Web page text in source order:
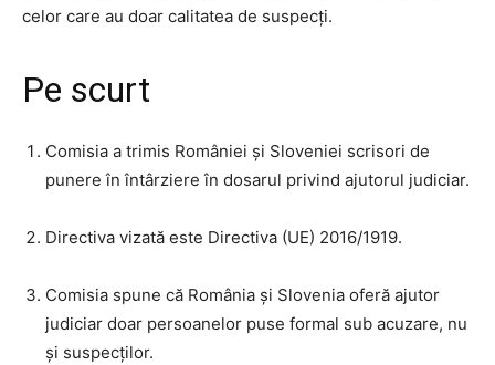
celor care au doar calitatea de suspecți.
Pe scurt
Comisia a trimis României și Sloveniei scrisori de
punere în întârziere în dosarul privind ajutorul judiciar.
Directiva vizată este Directiva (UE) 2016/1919.
Comisia spune că România și Slovenia oferă ajutor
judiciar doar persoanelor puse formal sub acuzare, nu
și suspecților.